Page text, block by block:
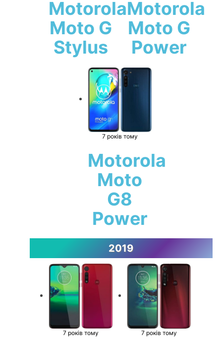
Motorola
Moto G
Stylus
Motorola
Moto G
Power
7 років тому
Motorola
Moto
G8
Power
2019
7 років тому 7 років тому